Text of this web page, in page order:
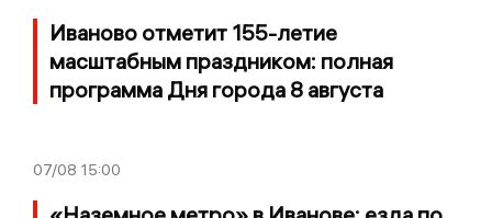
Иваново отметит 155-летие
масштабным праздником: полная
программа Дня города 8 августа
07/08 15:00